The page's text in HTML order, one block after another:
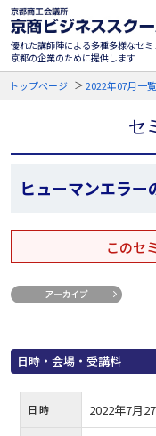
優れた講師陣による多種多様なセミ
京都の企業のために提供します
トップページ 2022年07月一覧
セ
ヒューマンエラー
このセ
日時・会場・受講料
日 時 2022年7月